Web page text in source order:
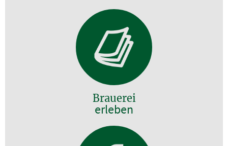
Brauerei
erleben